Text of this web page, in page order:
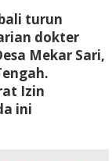
turun
dokter
Mekar Sari,
Izin
ini